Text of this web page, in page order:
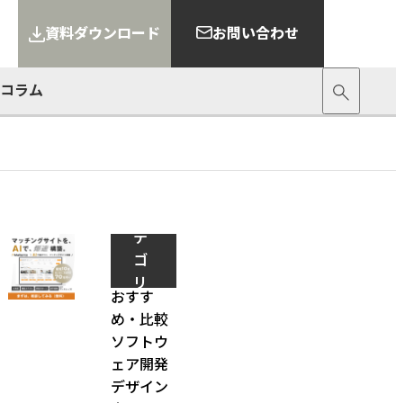
資料ダウンロード お問い合わせ
コラム
テ
ゴ
リ
ー
おすす
め・比較
ソフトウ
ェア開発
デザイン